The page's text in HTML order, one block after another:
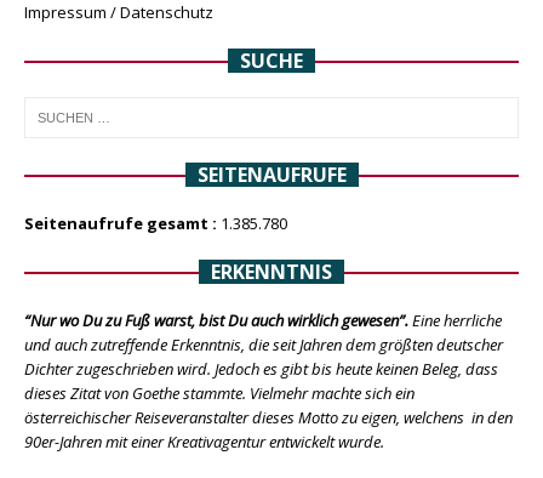
Impressum / Datenschutz
SUCHE
SEITENAUFRUFE
Seitenaufrufe gesamt : 1.385.780
ERKENNTNIS
“Nur wo Du zu Fuß warst, bist Du auch wirklich gewesen”.Eine herrliche
und auch zutreffende Erkenntnis, die seit Jahren dem größten deutscher
Dichter zugeschrieben wird. Jedoch es gibt bis heute keinen Beleg, dass
dieses Zitat von Goethe stammte. Vielmehr machte sich ein
österreichischer Reiseveranstalter dieses Motto zu eigen, welchens in den
90er-Jahren mit einer Kreativagentur entwickelt wurde.